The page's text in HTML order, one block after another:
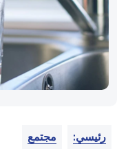
رئيسي: مجتمع